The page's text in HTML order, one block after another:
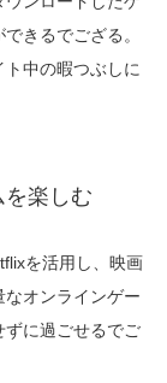
きるでござる。
中の暇つぶしに
楽しむ
を活用し、映画
オンラインゲー
ずに過ごせるでご